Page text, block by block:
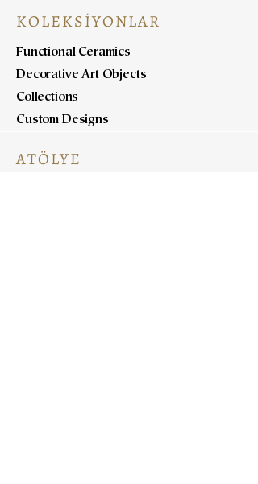
KOLEKSİYONLAR
Functional Ceramics
Decorative Art Objects
Collections
Custom Designs
ATÖLYE